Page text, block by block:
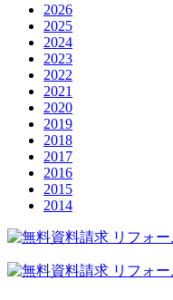
2026
2025
2024
2023
2022
2021
2020
2019
2018
2017
2016
2015
2014